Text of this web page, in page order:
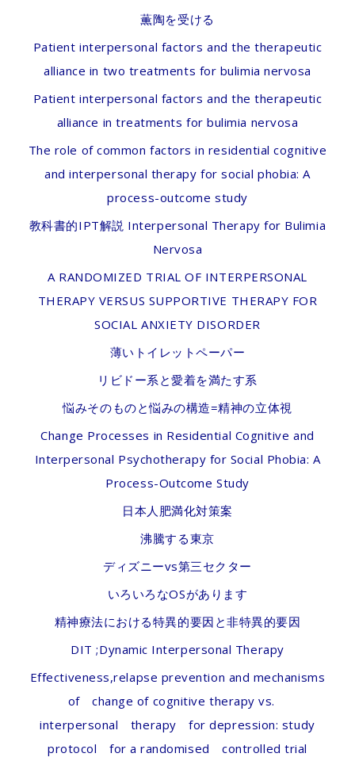
薫陶を受ける
Patient interpersonal factors and the therapeutic
alliance in two treatments for bulimia nervosa
Patient interpersonal factors and the therapeutic
alliance in treatments for bulimia nervosa
The role of common factors in residential cognitive
and interpersonal therapy for social phobia: A
process-outcome study
教科書的IPT解説 Interpersonal Therapy for Bulimia
Nervosa
A RANDOMIZED TRIAL OF INTERPERSONAL
THERAPY VERSUS SUPPORTIVE THERAPY FOR
SOCIAL ANXIETY DISORDER
薄いトイレットペーパー
リビドー系と愛着を満たす系
悩みそのものと悩みの構造=精神の立体視
Change Processes in Residential Cognitive and
Interpersonal Psychotherapy for Social Phobia: A
Process-Outcome Study
日本人肥満化対策案
沸騰する東京
ディズニーvs第三セクター
いろいろなOSがあります
精神療法における特異的要因と非特異的要因
DIT ;Dynamic Interpersonal Therapy
Effectiveness,relapse prevention and mechanisms
of change of cognitive therapy vs.
interpersonal therapy for depression: study
protocol for a randomised controlled trial